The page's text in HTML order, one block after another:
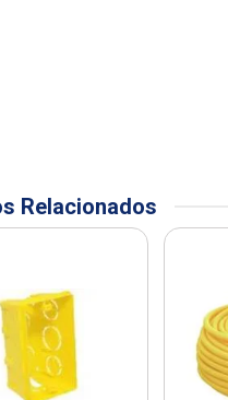
Relacionados